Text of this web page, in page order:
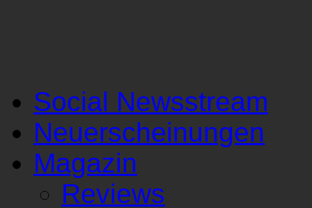
Social Newsstream
Neuerscheinungen
Magazin
Reviews